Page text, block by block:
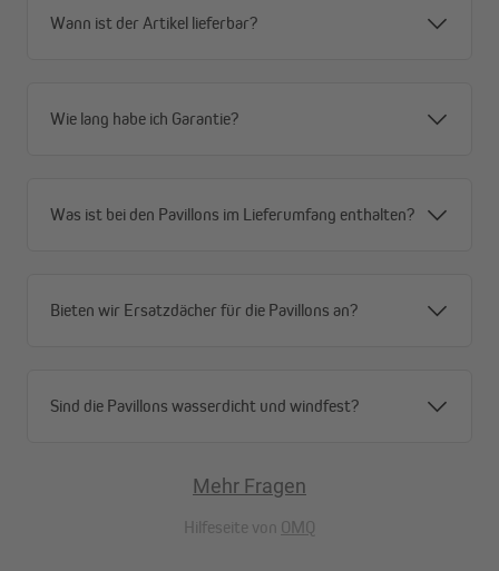
Die Eventzelt Seitenteile für die PRO 30 / PRO 40 / Premium Plus
mit folgenden Maßen: 3 m, 4 m, 4,5 m, 6 m. Verfügbar sind die
Farben Rot, Schwarz, Grau, Blau und Weiß.
Wähle nach Belieben aus folgenden Varianten: geschlossen,
Pavillongerüst anbringen und decken dieses über die ganze Höhe
Wann ist der Artikel lieferbar?
Wie lang habe ich Garantie?
Was ist bei den Pavillons im Lieferumfang enthalten?
Bieten wir Ersatzdächer für die Pavillons an?
Sind die Pavillons wasserdicht und windfest?
Mehr Fragen
Hilfeseite von OMQ